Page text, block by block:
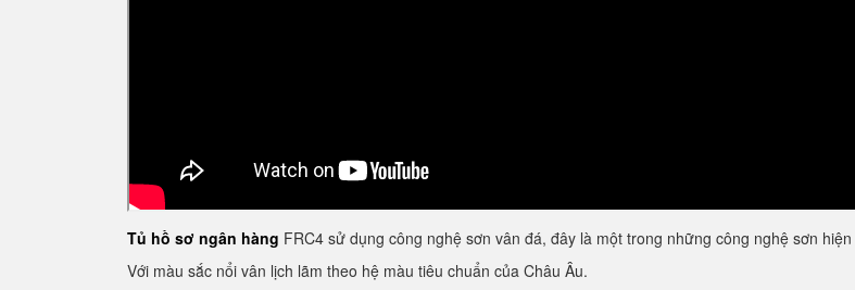
Tủ hồ sơ ngân hàng FRC4 sử dụng công nghệ sơn vân đá, đây là một trong những công nghệ sơn hiện
Với màu sắc nổi vân lịch lãm theo hệ màu tiêu chuẩn của Châu Âu.